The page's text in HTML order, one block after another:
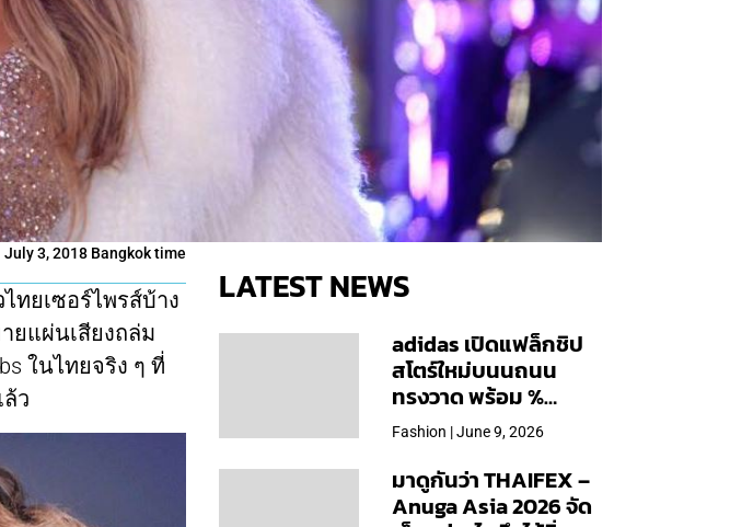
July 3, 2018 Bangkok time
ทยเซอร์ไพรส์บ้าง
ยแผ่นเสียงถล่ม
ในไทยจริง ๆ ที่
ว
LATEST NEWS
adidas เปิดแฟล็กชิป
สโตร์ใหม่บนนถนน
ทรงวาด พร้อม %
Arabica และคอลเลก
ชันพิเศษเฉพาะสาขา
Fashion | June 9, 2026
มาดูกันว่า THAIFEX –
Anuga Asia 2026 จัด